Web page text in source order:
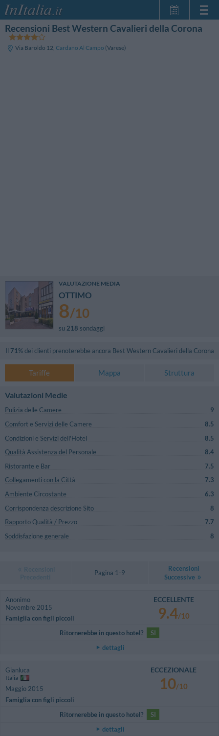
Home Page
Recensioni Best Western Cavalieri della Corona
Via Baroldo 12, Cardano Al Campo (Varese)
VALUTAZIONE MEDIA
OTTIMO
8/10
su 218 sondaggi
Il 71% dei clienti prenoterebbe ancora Best Western Cavalieri della Corona
Tariffe Mappa Struttura
Valutazioni Medie
Pulizia delle Camere
9
Comfort e Servizi delle Camere
8.5
Condizioni e Servizi dell'Hotel
8.5
Qualità Assistenza del Personale
8.4
Ristorante e Bar
7.5
Collegamenti con la Città
7.3
Ambiente Circostante
6.3
Corrispondenza descrizione Sito
8
Rapporto Qualità / Prezzo
7.7
Soddisfazione generale
8
Pagina 1-9
Recensioni
Successive
Anonimo
Novembre 2015
Famiglia con figli piccoli
ECCELLENTE
9.4/10
Ritornerebbe in questo hotel?
SI
dettagli
Gianluca
Italia
Maggio 2015
Famiglia con figli piccoli
ECCEZIONALE
10/10
Ritornerebbe in questo hotel?
SI
dettagli